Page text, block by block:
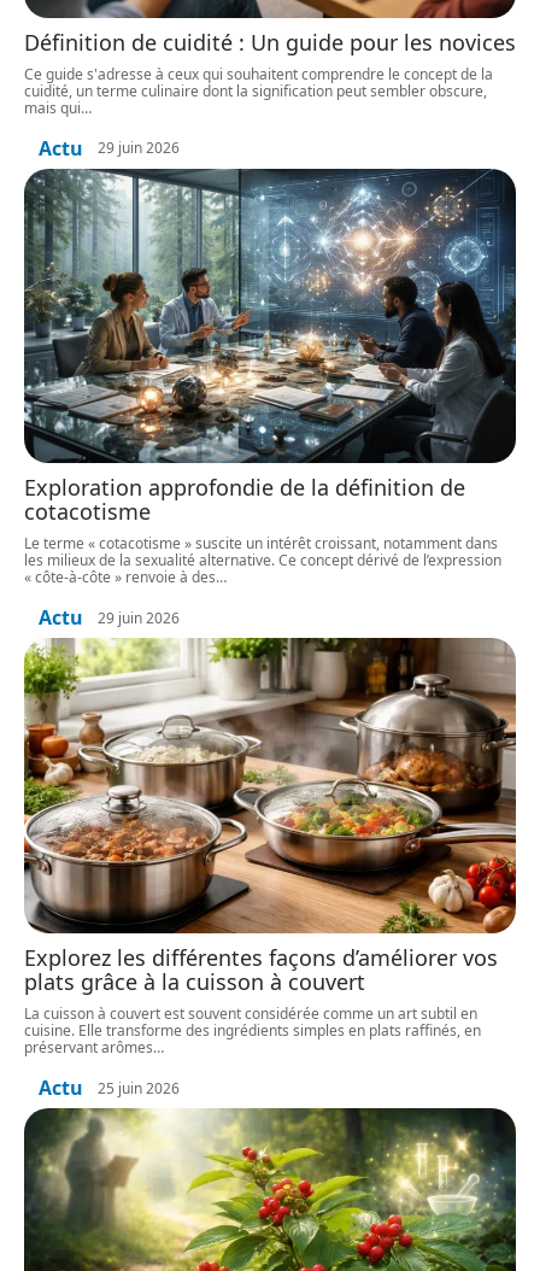
Définition de cuidité : Un guide pour les novices
Ce guide s'adresse à ceux qui souhaitent comprendre le concept de la
cuidité, un terme culinaire dont la signification peut sembler obscure,
mais qui…
Actu 29 juin 2026
Exploration approfondie de la définition de
cotacotisme
Le terme « cotacotisme » suscite un intérêt croissant, notamment dans
les milieux de la sexualité alternative. Ce concept dérivé de l’expression
« côte-à-côte » renvoie à des…
Actu 29 juin 2026
Explorez les différentes façons d’améliorer vos
plats grâce à la cuisson à couvert
La cuisson à couvert est souvent considérée comme un art subtil en
cuisine. Elle transforme des ingrédients simples en plats raffinés, en
préservant arômes…
Actu 25 juin 2026